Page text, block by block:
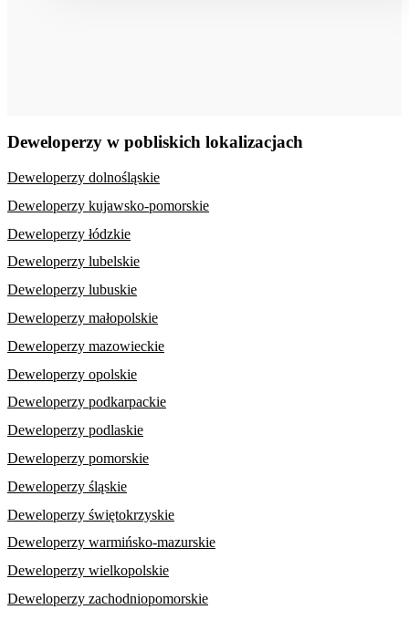
Deweloperzy w pobliskich lokalizacjach
Deweloperzy dolnośląskie
Deweloperzy kujawsko-pomorskie
Deweloperzy łódzkie
Deweloperzy lubelskie
Deweloperzy lubuskie
Deweloperzy małopolskie
Deweloperzy mazowieckie
Deweloperzy opolskie
Deweloperzy podkarpackie
Deweloperzy podlaskie
Deweloperzy pomorskie
Deweloperzy śląskie
Deweloperzy świętokrzyskie
Deweloperzy warmińsko-mazurskie
Deweloperzy wielkopolskie
Deweloperzy zachodniopomorskie